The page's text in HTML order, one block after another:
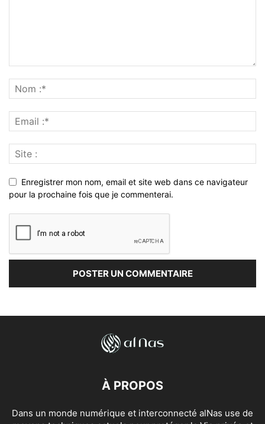
Enregistrer mon nom, email et site web dans ce navigateur
pour la prochaine fois que je commenterai.
À PROPOS
Dans un monde numérique et interconnecté alNas use de